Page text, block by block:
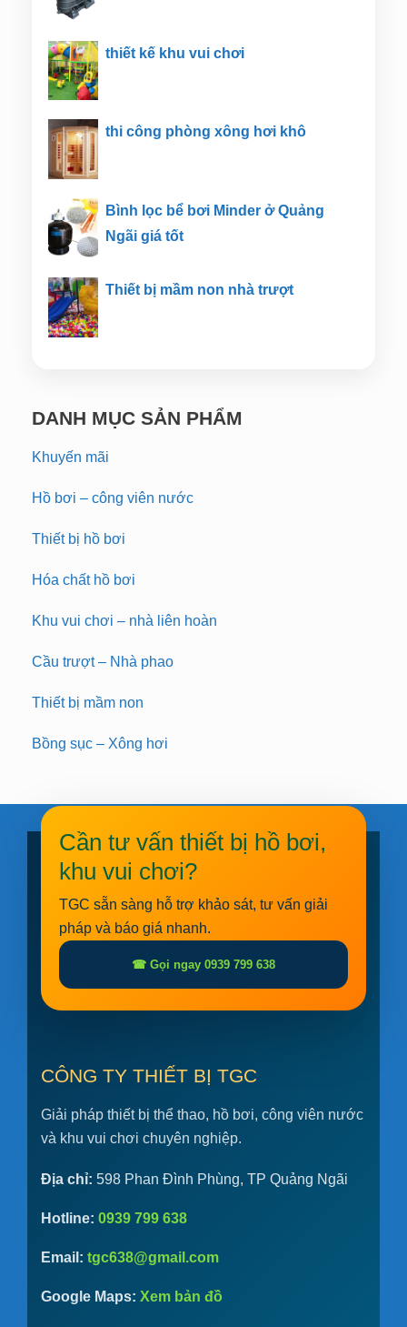
thiết kế khu vui chơi
thi công phòng xông hơi khô
Bình lọc bể bơi Minder ở Quảng
Ngãi giá tốt
Thiết bị mầm non nhà trượt
DANH MỤC SẢN PHẨM
Khuyến mãi
Hồ bơi – công viên nước
Thiết bị hồ bơi
Hóa chất hồ bơi
Khu vui chơi – nhà liên hoàn
Cầu trượt – Nhà phao
Thiết bị mầm non
Bồng sục – Xông hơi
Cần tư vấn thiết bị hồ bơi,
khu vui chơi?
TGC sẵn sàng hỗ trợ khảo sát, tư vấn giải
pháp và báo giá nhanh.
☎ Gọi ngay 0939 799 638
CÔNG TY THIẾT BỊ TGC
Giải pháp thiết bị thể thao, hồ bơi, công viên nước
và khu vui chơi chuyên nghiệp.
Địa chỉ: 598 Phan Đình Phùng, TP Quảng Ngãi
Hotline: 0939 799 638
Email: tgc638@gmail.com
Google Maps: Xem bản đồ